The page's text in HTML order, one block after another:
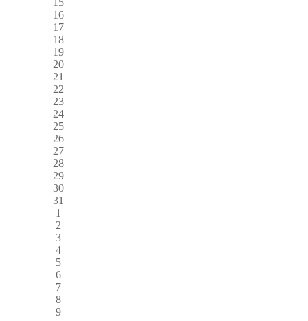
16
17
18
19
20
21
22
23
24
25
26
27
28
29
30
31
1
2
3
4
5
6
7
8
9